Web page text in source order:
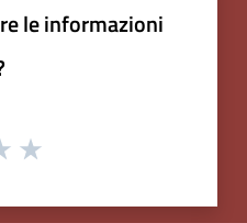
le informazioni